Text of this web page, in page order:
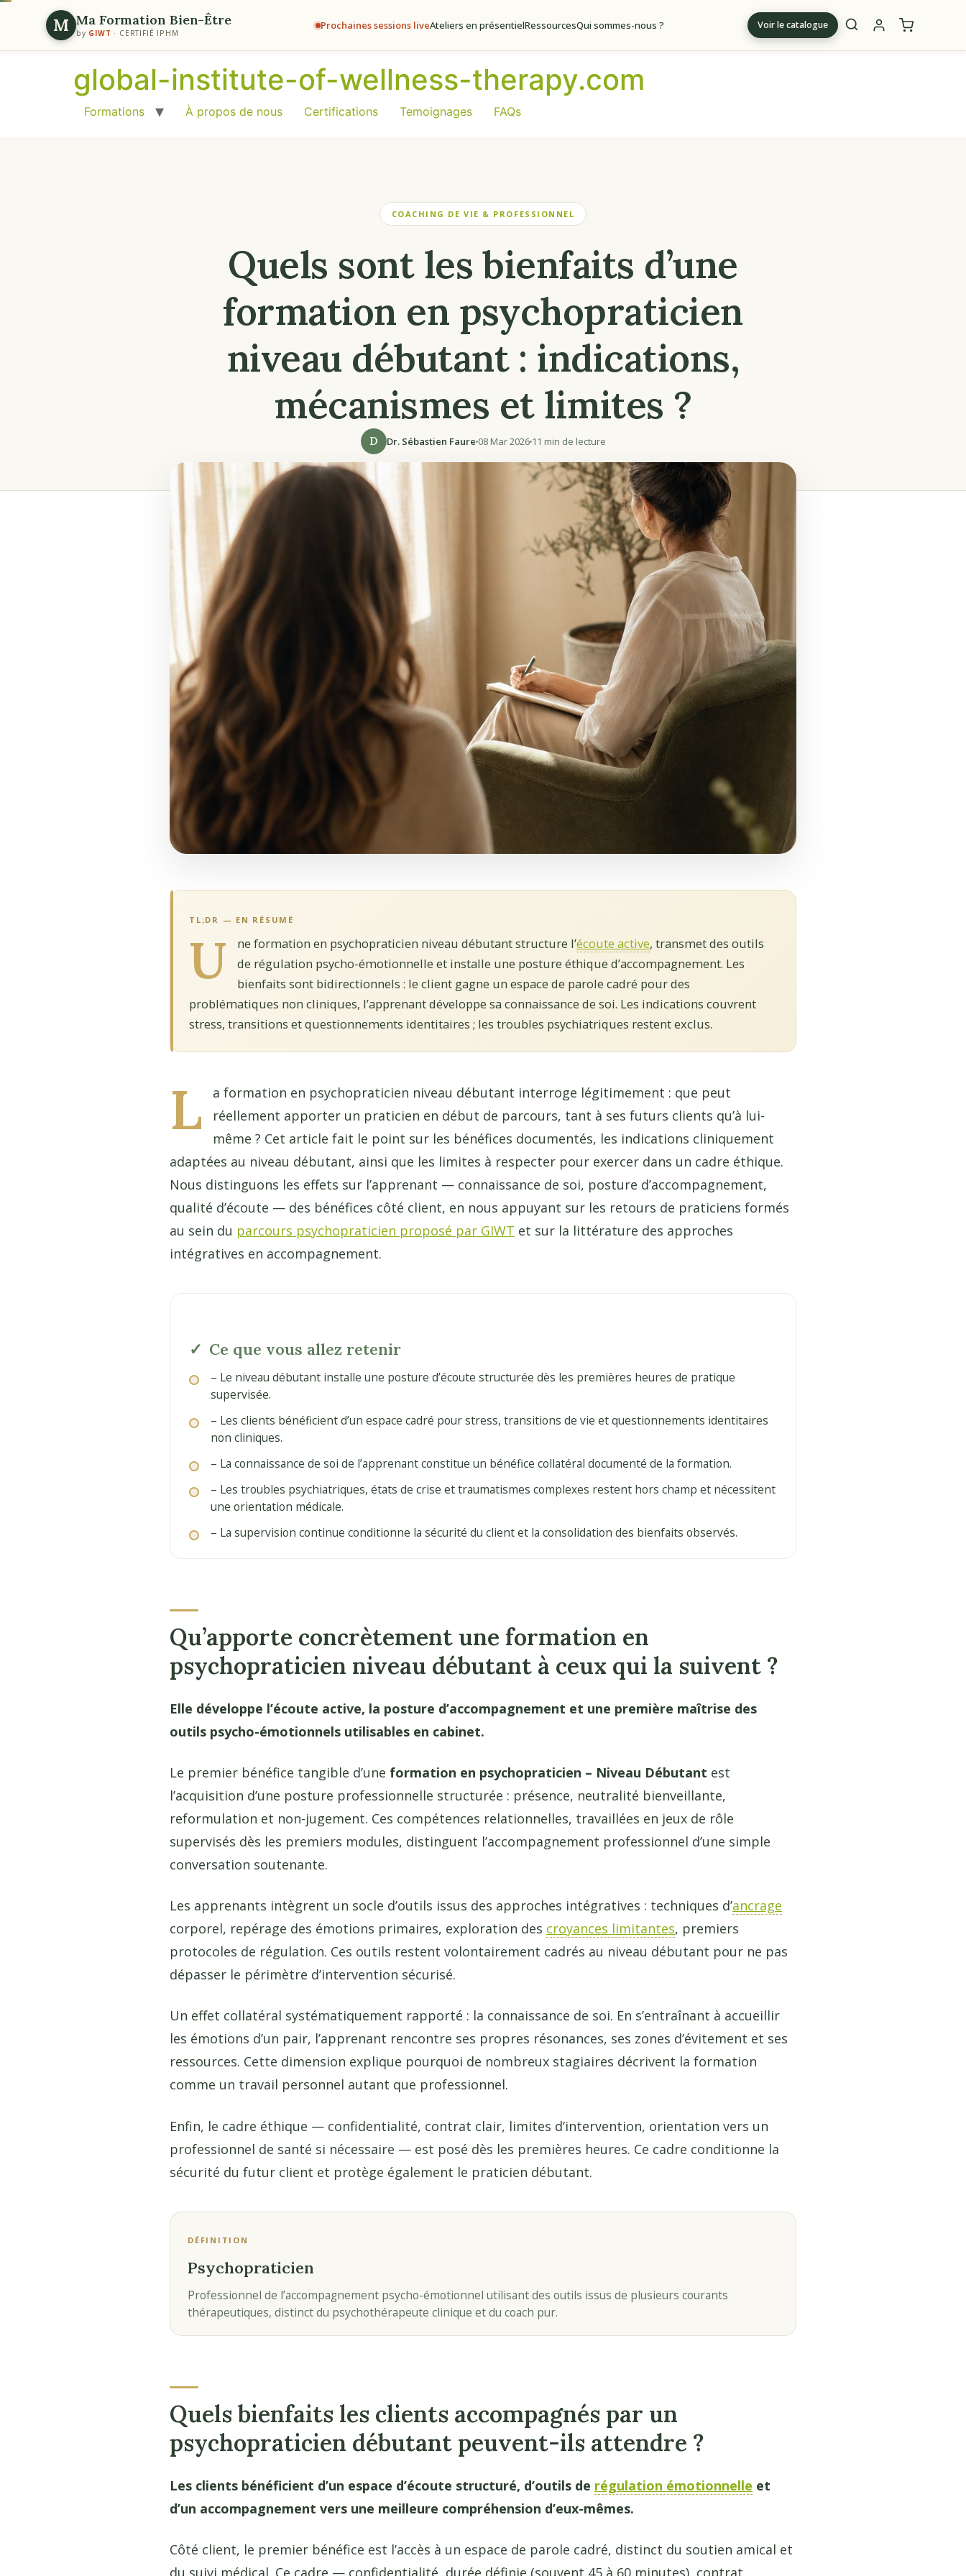
M Ma Formation Bien-Être
by GIWT · CERTIFIÉ IPHM
Prochaines sessions liveAteliers en présentielRessourcesQui sommes-nous ? Voir le catalogue
global-institute-of-wellness-therapy.com
Formations À propos de nous Certifications Temoignages FAQs
COACHING DE VIE & PROFESSIONNEL
Quels sont les bienfaits d’une
formation en psychopraticien
niveau débutant : indications,
mécanismes et limites ?
D Dr. Sébastien Faure08 Mar 202611 min de lecture
TL;DR — EN RÉSUMÉ
U ne formation en psychopraticien niveau débutant structure l’écoute active, transmet des outils
de régulation psycho-émotionnelle et installe une posture éthique d’accompagnement. Les
bienfaits sont bidirectionnels : le client gagne un espace de parole cadré pour des
problématiques non cliniques, l’apprenant développe sa connaissance de soi. Les indications couvrent
stress, transitions et questionnements identitaires ; les troubles psychiatriques restent exclus.
L
a formation en psychopraticien niveau débutant interroge légitimement : que peut
réellement apporter un praticien en début de parcours, tant à ses futurs clients qu’à lui-
même ? Cet article fait le point sur les bénéfices documentés, les indications cliniquement
adaptées au niveau débutant, ainsi que les limites à respecter pour exercer dans un cadre éthique.
Nous distinguons les effets sur l’apprenant — connaissance de soi, posture d’accompagnement,
qualité d’écoute — des bénéfices côté client, en nous appuyant sur les retours de praticiens formés
au sein du parcours psychopraticien proposé par GIWT et sur la littérature des approches
intégratives en accompagnement.
Ce que vous allez retenir
– Le niveau débutant installe une posture d’écoute structurée dès les premières heures de pratique
supervisée.
– Les clients bénéficient d’un espace cadré pour stress, transitions de vie et questionnements identitaires
non cliniques.
– La connaissance de soi de l’apprenant constitue un bénéfice collatéral documenté de la formation.
– Les troubles psychiatriques, états de crise et traumatismes complexes restent hors champ et nécessitent
une orientation médicale.
– La supervision continue conditionne la sécurité du client et la consolidation des bienfaits observés.
Qu’apporte concrètement une formation en
psychopraticien niveau débutant à ceux qui la suivent ?
Elle développe l’écoute active, la posture d’accompagnement et une première maîtrise des
outils psycho-émotionnels utilisables en cabinet.
Le premier bénéfice tangible d’une formation en psychopraticien – Niveau Débutant est
l’acquisition d’une posture professionnelle structurée : présence, neutralité bienveillante,
reformulation et non-jugement. Ces compétences relationnelles, travaillées en jeux de rôle
supervisés dès les premiers modules, distinguent l’accompagnement professionnel d’une simple
conversation soutenante.
Les apprenants intègrent un socle d’outils issus des approches intégratives : techniques d’ancrage
corporel, repérage des émotions primaires, exploration des croyances limitantes, premiers
protocoles de régulation. Ces outils restent volontairement cadrés au niveau débutant pour ne pas
dépasser le périmètre d’intervention sécurisé.
Un effet collatéral systématiquement rapporté : la connaissance de soi. En s’entraînant à accueillir
les émotions d’un pair, l’apprenant rencontre ses propres résonances, ses zones d’évitement et ses
ressources. Cette dimension explique pourquoi de nombreux stagiaires décrivent la formation
comme un travail personnel autant que professionnel.
Enfin, le cadre éthique — confidentialité, contrat clair, limites d’intervention, orientation vers un
professionnel de santé si nécessaire — est posé dès les premières heures. Ce cadre conditionne la
sécurité du futur client et protège également le praticien débutant.
DÉFINITION
Psychopraticien
Professionnel de l’accompagnement psycho-émotionnel utilisant des outils issus de plusieurs courants
thérapeutiques, distinct du psychothérapeute clinique et du coach pur.
Quels bienfaits les clients accompagnés par un
psychopraticien débutant peuvent-ils attendre ?
Les clients bénéficient d’un espace d’écoute structuré, d’outils de régulation émotionnelle et
d’un accompagnement vers une meilleure compréhension d’eux-mêmes.
Côté client, le premier bénéfice est l’accès à un espace de parole cadré, distinct du soutien amical et
du suivi médical. Ce cadre — confidentialité, durée définie (souvent 45 à 60 minutes), contrat